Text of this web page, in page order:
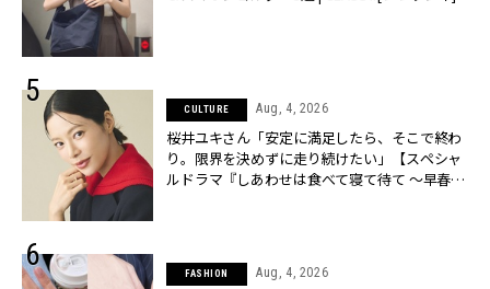
CULTURE Aug, 4, 2026
桜井ユキさん「安定に満足したら、そこで終わ
り。限界を決めずに走り続けたい」【スペシャ
ルドラマ『しあわせは食べて寝て待て ～早春の
FASHION Aug, 4, 2026